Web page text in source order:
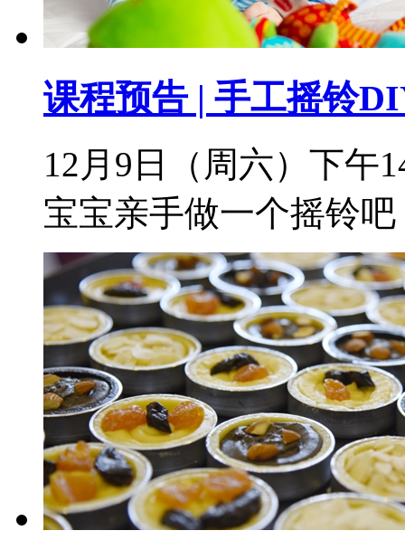
课程预告 | 手工摇铃
12月9日（周六）下午
宝宝亲手做一个摇铃